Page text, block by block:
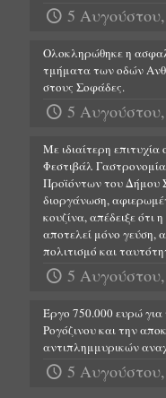
5
Ολοκληρώθηκε η
τμήματα των οδών
στους Σοφάδες.
5
Με ιδιαίτερη
Φεστιβάλ
Προϊόντων του Δήμου
διοργάνωση,
κουζίνα, απέδειξε ότι
αποτελεί μόνο γεύση,
πολιτισμό και
5
Έργο 750.000 ευρώ
Ρογόζινου και την
αντιπλημμυρικών
5